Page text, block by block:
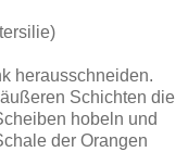
herausschneiden.
Schichten die
hobeln und
der Orangen